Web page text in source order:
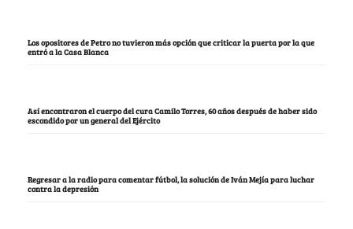
Los opositores de Petro no tuvieron más opción que criticar la puerta por la que
entró a la Casa Blanca
Así encontraron el cuerpo del cura Camilo Torres, 60 años después de haber sido
escondido por un general del Ejército
Regresar a la radio para comentar fútbol, la solución de Iván Mejía para luchar
contra la depresión